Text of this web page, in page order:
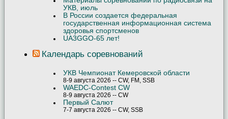
УКВ, июль
В России создается федеральная
государственная информационная система
здоровья спортсменов
UA3GGO-65 лет!
Календарь соревнований
УКВ Чемпионат Кемеровской области
8-9 августа 2026 -- CW, FM, SSB
WAEDC-Contest CW
8-9 августа 2026 -- CW
Первый Салют
7-7 августа 2026 -- CW, SSB